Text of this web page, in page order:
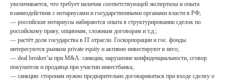
увеличивается, что требует наличия соответствующей экспертизы и опыта
взаимодействия с нотариусами и государственными органами власти в РФ;
— российские нотариусы набираются опыта в структурировании сделок по
российскому праву, опционам, сложным договорам и т.д.;
— растёт доля государства в IT отрасли. Госкорпорации и гос. фонды
интересуются рынком private equity и активно инвестируют в него;
— deal breaker’ы при M&A: санкции, нарушение конфиденциальности, сговор
покупателя и продавца при участии инвестбанка;
— санкции: сторонам нужно предварительно договариваться при входе сделку о